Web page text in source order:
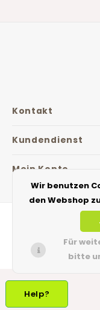
Kontakt
Kundendienst
Mein Konto
© Copyright 2026
Help?
Wir benutzen
den Webshop
Für
bitte